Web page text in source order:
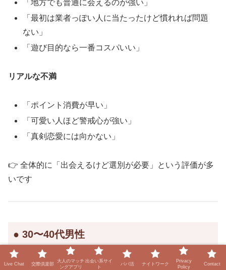
「地方でも普通に会えるのが強い」
「最初は業者っぽい人に当たったけど慣れれば問題
ない」
「遊び目的なら一番コスパいい」
リアルな不満
「ポイント消費が早い」
「可愛い人ほど警戒心が強い」
「真剣恋愛には向かない」
👉 全体的に「出会えるけど選別が必要」という評価が多
いです
● 30〜40代男性
Live Chat 交際倶楽部
大人のマッチ
ングアプリ
出会い系サイ
ト
パパ活 ナイトワーク
Privacy
Policy
Contact